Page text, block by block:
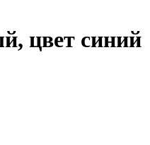
цвет синий